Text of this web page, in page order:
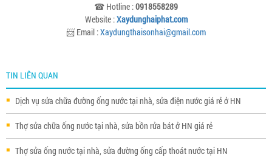
☎ Hotline :0918558289
Website :Xaydunghaiphat.com
📨 Email :Xaydungthaisonhai@gmail.com
TIN LIÊN QUAN
Dịch vụ sửa chữa đường ống nước tại nhà, sửa điện nước giá rẻ ở HN
Thợ sửa chữa ống nước tại nhà, sửa bồn rửa bát ở HN giá rẻ
Thợ sửa ống nước tại nhà, sửa đường ống cấp thoát nước tại HN